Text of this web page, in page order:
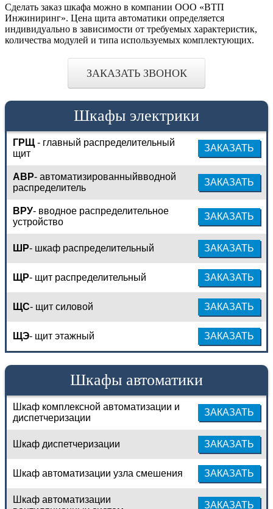
Сделать заказ шкафа можно в компании ООО «ВТП
Инжиниринг». Цена щита автоматики определяется
индивидуально в зависимости от требуемых характеристик,
количества модулей и типа используемых комплектующих.
ЗАКАЗАТЬ ЗВОНОК
Шкафы электрики
ГРЩ- главный распределительный
щит
ЗАКАЗАТЬ
АВР- автоматизированныйвводной
распределитель
ЗАКАЗАТЬ
ВРУ- вводное распределительное
устройство
ЗАКАЗАТЬ
ШР- шкаф распределительный ЗАКАЗАТЬ
ЩР- щит распределительный ЗАКАЗАТЬ
ЩС- щит силовой ЗАКАЗАТЬ
ЩЭ- щит этажный ЗАКАЗАТЬ
Шкафы автоматики
Шкаф комплексной автоматизации и
диспетчеризации
ЗАКАЗАТЬ
Шкаф диспетчеризации ЗАКАЗАТЬ
Шкаф автоматизации узла смешения ЗАКАЗАТЬ
Шкаф автоматизации
ЗАКАЗАТЬ